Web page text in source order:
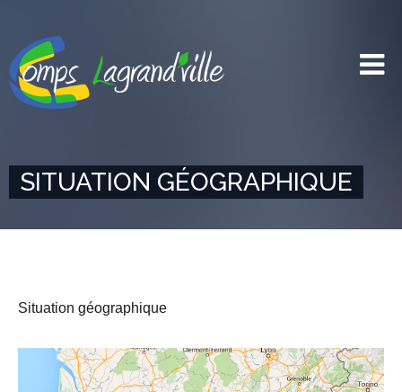
SITUATION GÉOGRAPHIQUE
Situation géographique